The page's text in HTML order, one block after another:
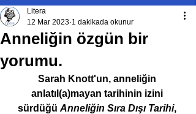
Anneliğin özgün bir
yorumu.
Litera
12 Mar 2023 1 dakikada okunur
Sarah Knott'un, anneliğin
anlatıl(a)mayan tarihinin izini
sürdüğü Anneliğin Sıra Dışı Tarihi,